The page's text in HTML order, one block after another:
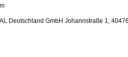
Deutschland GmbH Johannstraße 1,